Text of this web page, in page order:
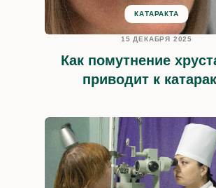
КАТАРАКТА
15 ДЕКАБРЯ 2025
Как помутнение
приводит к